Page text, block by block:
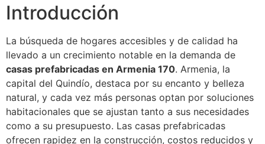
Introducción
La búsqueda de hogares accesibles y de calidad ha
llevado a un crecimiento notable en la demanda de
casas prefabricadas en Armenia 170. Armenia, la
capital del Quindío, destaca por su encanto y belleza
natural, y cada vez más personas optan por soluciones
habitacionales que se ajustan tanto a sus necesidades
como a su presupuesto. Las casas prefabricadas
ofrecen rapidez en la construcción, costos reducidos y